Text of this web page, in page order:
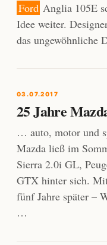
Ford Anglia 105E
Idee weiter.
das ungewöhnliche
03.07.2017
25 Jahre
… auto, motor und
Mazda ließ im
Sierra 2.0i GL,
GTX hinter sich.
fünf Jahre später –
…